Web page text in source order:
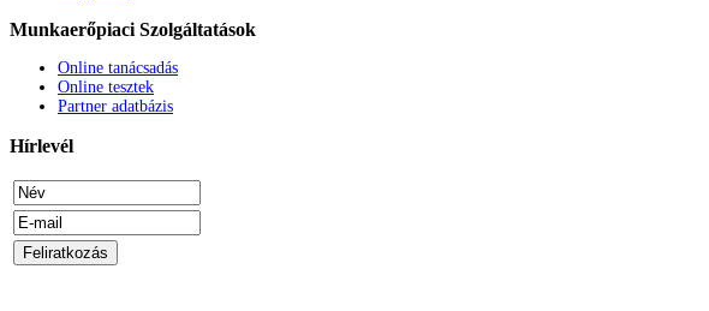
Munkaerőpiaci Szolgáltatások
Online tanácsadás
Online tesztek
Partner adatbázis
Hírlevél